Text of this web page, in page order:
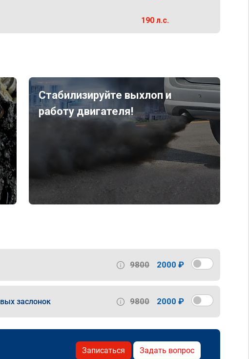
190 л.с.
Стабилизируйте выхлоп и
работу двигателя!
9800 2000 ₽
заслонок 9800 2000 ₽
Записаться Задать вопрос